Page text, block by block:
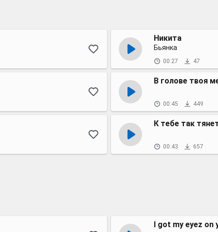
Никита
Бьянка
00:27 47
В голове твоя
00:45 449
К тебе так
00:43 657
I got my eyez on